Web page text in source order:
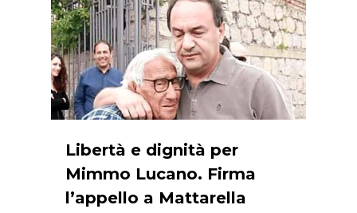
Libertà e dignità per
Mimmo Lucano. Firma
l’appello a Mattarella